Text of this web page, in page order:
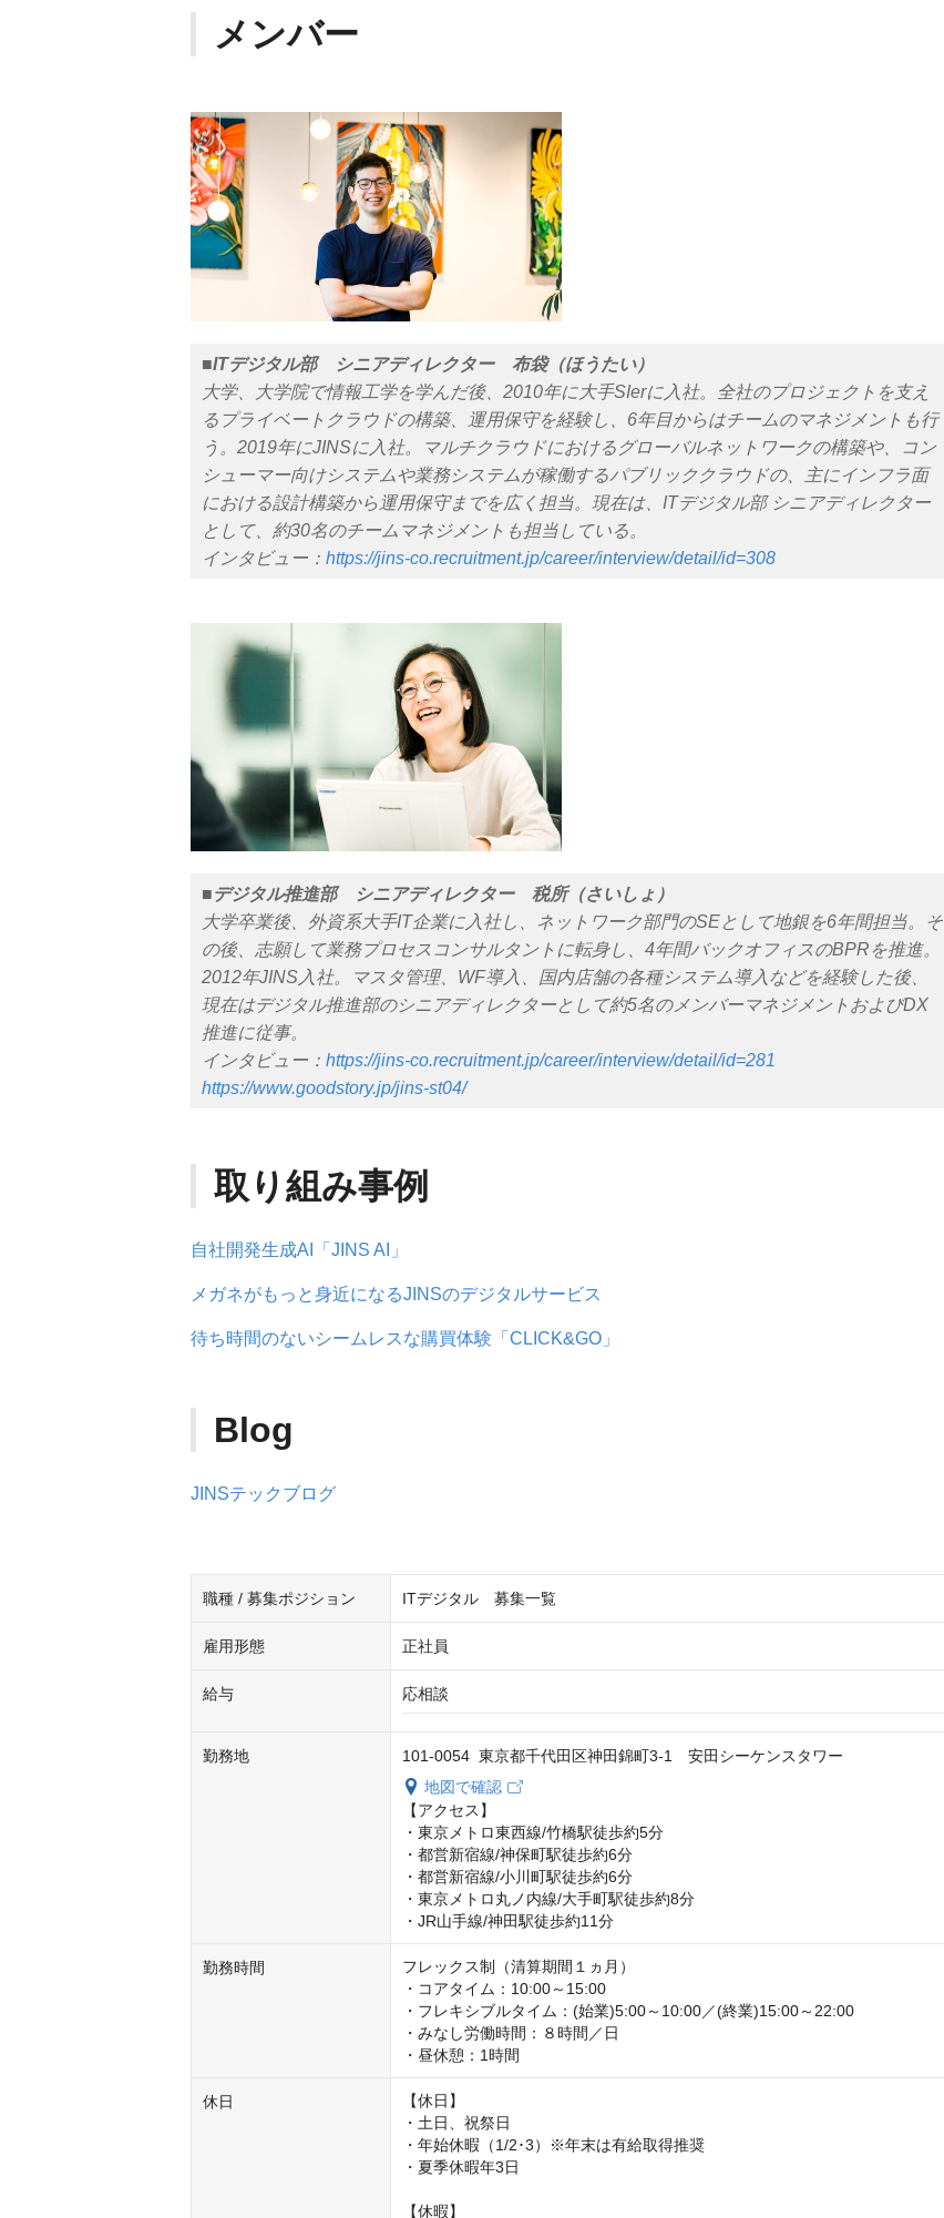
メンバー
■ITデジタル部 シニアディレクター 布袋（ほうたい）
大学、大学院で情報工学を学んだ後、2010年に大手SIerに入社。全社のプロジェクトを支え
るプライベートクラウドの構築、運用保守を経験し、6年目からはチームのマネジメントも行
う。2019年にJINSに入社。マルチクラウドにおけるグローバルネットワークの構築や、コン
シューマー向けシステムや業務システムが稼働するパブリッククラウドの、主にインフラ面
における設計構築から運用保守までを広く担当。現在は、ITデジタル部 シニアディレクター
として、約30名のチームマネジメントも担当している。
インタビュー： https://jins-co.recruitment.jp/career/interview/detail/id=308
■デジタル推進部 シニアディレクター 税所（さいしょ）
大学卒業後、外資系大手IT企業に入社し、ネットワーク部門のSEとして地銀を6年間担当。そ
の後、志願して業務プロセスコンサルタントに転身し、4年間バックオフィスのBPRを推進。
2012年JINS入社。マスタ管理、WF導入、国内店舗の各種システム導入などを経験した後、
現在はデジタル推進部のシニアディレクターとして約5名のメンバーマネジメントおよびDX
推進に従事。
インタビュー： https://jins-co.recruitment.jp/career/interview/detail/id=281
https://www.goodstory.jp/jins-st04/
取り組み事例
自社開発生成AI「JINS AI」
メガネがもっと身近になるJINSのデジタルサービス
待ち時間のないシームレスな購買体験「CLICK&GO」
Blog
JINSテックブログ
職種 / 募集ポジション ITデジタル 募集一覧
雇用形態 正社員
給与 応相談
勤務地
101-0054 東京都千代田区神田錦町3-1 安田シーケンスタワー
地図で確認
【アクセス】
・東京メトロ東西線/竹橋駅徒歩約5分
・都営新宿線/神保町駅徒歩約6分
・都営新宿線/小川町駅徒歩約6分
・東京メトロ丸ノ内線/大手町駅徒歩約8分
・JR山手線/神田駅徒歩約11分
勤務時間
フレックス制（清算期間１ヵ月）
・コアタイム：10:00～15:00
・フレキシブルタイム：(始業)5:00～10:00／(終業)15:00～22:00
・みなし労働時間：８時間／日
・昼休憩：1時間
休日
【休日】
・土日、祝祭日
・年始休暇（1/2･3）※年末は有給取得推奨
・夏季休暇年3日
【休暇】